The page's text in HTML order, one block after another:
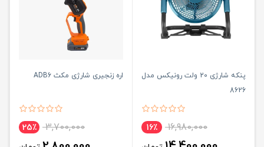
پنکه شارژی 20 ولت رونیکس مدل
8626
16,980,000 16٪
اره زنجیری شارژی مکث ADB6
3,700,000 25٪